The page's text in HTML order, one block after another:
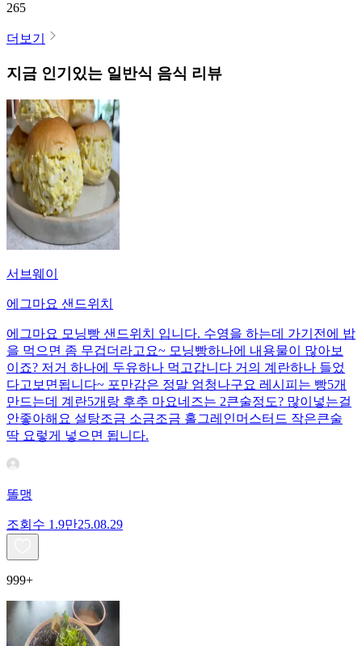
265
더보기
지금 인기있는 일반식 음식 리뷰
서브웨이
에그마요 샌드위치
에그마요 모닝빵 샌드위치 입니다. 수영을 하는데 가기전에 밥
을 먹으면 좀 무겁더라고요~ 모닝빵하나에 내용물이 많아보
이죠? 저거 하나에 두유하나 먹고갑니다 거의 계란하나 들었
다고보면됩니다~ 포만감은 정말 엄청나구요 레시피는 빵5개
만드는데 계란5개랑 후추 마요네즈는 2큰술정도? 많이넣는걸
안좋아해요 설탕조금 소금조금 홀그레인머스터드 작은큰술
딱 요렇게 넣으면 됩니다.
똘맹
조회수 1.9만25.08.29
999+